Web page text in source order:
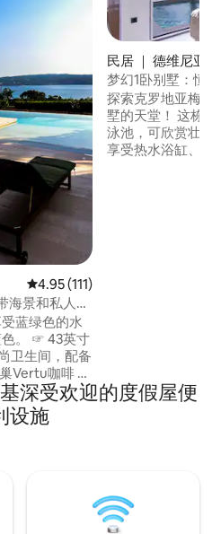
平均评分 4.95 分（满分 5 分），
4.95 (111)
海景和私人泳
蓝绿色的水
寸
Vertu咖啡 ☞
边泳池，带海
区 ☞ 豪
可抵达海滩
民居 ｜ 德维尼亚
梦幻1卧别墅：恒
拿！
探索克罗地亚梅德
墅的天堂！ 这栋新建的豪华别墅拥有温水
泳池，可欣赏壮丽海景。 在宽
享受热水浴缸、桑
深受欢迎的度假屋便
设施